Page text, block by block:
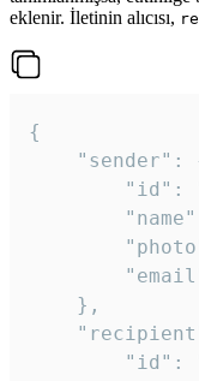
eklenir. İletinin alıcısı,
{